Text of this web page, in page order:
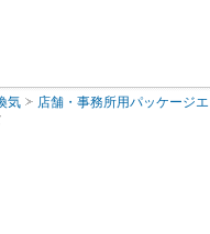
気 店舗・事務所用パッケージ